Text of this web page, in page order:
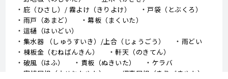
庇（ひさし）/ 霧よけ（きりよけ）
戸袋（とぶくろ）
雨戸（あまど）
幕板（まくいた）
這樋（はいどい）
集水器 （しゅうすいき）/上合（じょうごう）
雨どい
棟板金（むねばんきん）
軒天（のきてん）
破風（はふ）
貫板（ぬきいた）
ケラバ
寄棟屋根（よせむねやね）
切妻屋根（きりづまやね）